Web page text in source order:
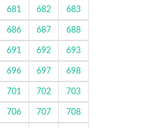
681 682 683
686 687 688
691 692 693
696 697 698
701 702 703
706 707 708